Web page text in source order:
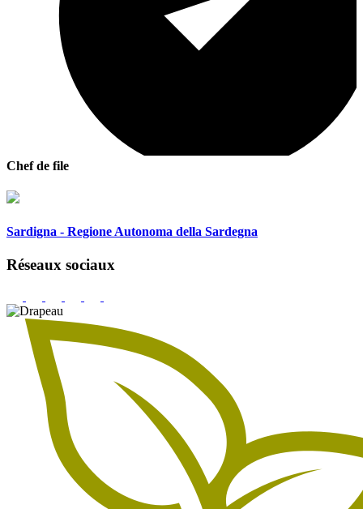
Chef de file
Sardigna - Regione Autonoma della Sardegna
Réseaux sociaux